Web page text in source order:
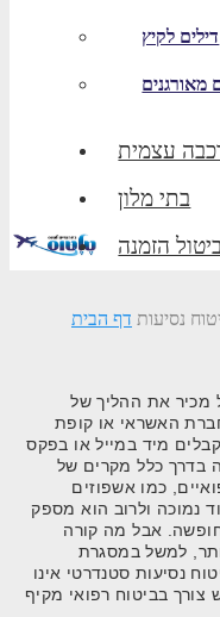
דילים לקיץ
מאורגנים
עצמית
בתי מלון
הזמנה
דף הבית נסיעות
מכיר את ההליך של
האשראי או קופת
מיד במייל או בפקס
בדרך כלל מקרים של
כמו אשפוזים
נמוכה ולרוב הוא מספק
חופשה. אבל מה קורה
למשל במסגרת
נסיעות סטנדרטי אינו
בביטוח רפואי מקיף